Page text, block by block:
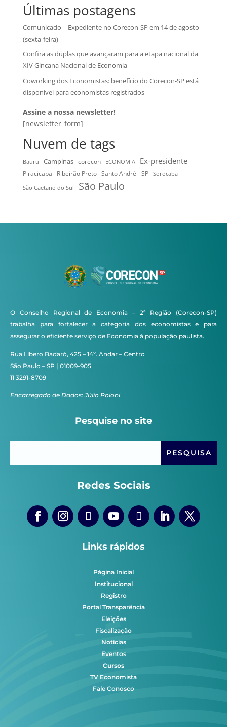
Últimas postagens
Comunicado – Expediente no Corecon-SP em 14 de agosto
(sexta-feira)
Confira as duplas que avançaram para a etapa nacional da
XIV Gincana Nacional de Economia
Coworking dos Economistas: benefício do Corecon-SP está
disponível para economistas registrados
Assine a nossa newsletter!
[newsletter_form]
Nuvem de tags
Bauru Campinas corecon ECONOMIA Ex-presidente
Piracicaba Ribeirão Preto Santo André - SP
Sorocaba
São Caetano do Sul
São Paulo
O Conselho Regional de Economia – 2ª Região (Corecon-SP)
trabalha para fortalecer a categoria dos economistas e para
assegurar o eficiente serviço de Economia à população paulista.
Rua Líbero Badaró, 425 – 14º. Andar – Centro
São Paulo – SP | 01009-905
11 3291-8709
Encarregado de Dados: Júlio Poloni
Pesquise no site
Redes Sociais
Links rápidos
Página Inicial
Institucional
Registro
Portal Transparência
Eleições
Fiscalização
Notícias
Eventos
Cursos
TV Economista
Fale Conosco